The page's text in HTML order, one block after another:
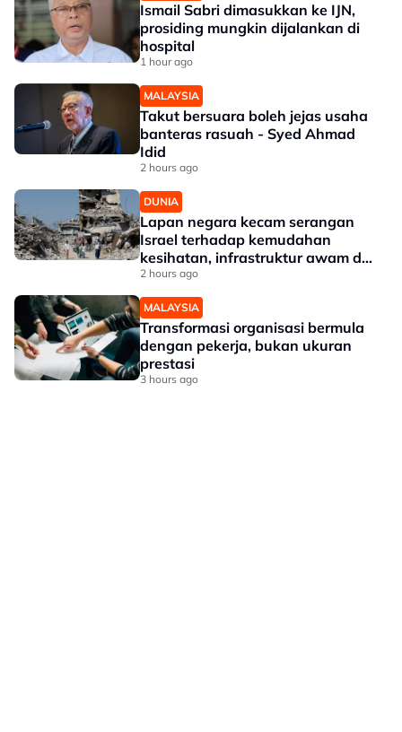
Ismail Sabri dimasukkan ke IJN,
prosiding mungkin dijalankan di
hospital
1 hour ago
MALAYSIA
Takut bersuara boleh jejas usaha
banteras rasuah - Syed Ahmad
Idid
2 hours ago
DUNIA
Lapan negara kecam serangan
Israel terhadap kemudahan
kesihatan, infrastruktur awam di
Gaza
2 hours ago
MALAYSIA
Transformasi organisasi bermula
dengan pekerja, bukan ukuran
prestasi
3 hours ago